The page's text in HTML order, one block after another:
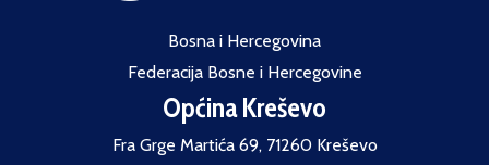
Bosna i Hercegovina
Federacija Bosne i Hercegovine
Općina Kreševo
Fra Grge Martića 69, 71260 Kreševo